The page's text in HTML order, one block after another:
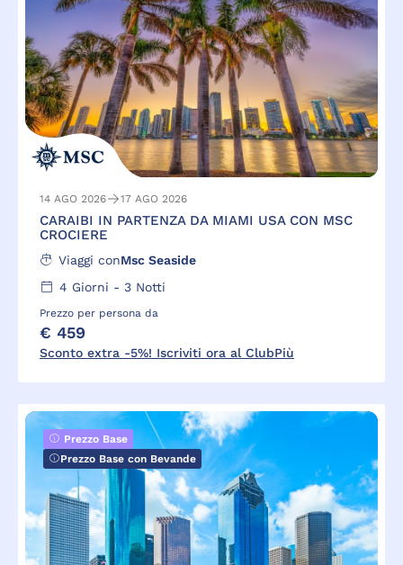
14 AGO 2026 17 AGO 2026
CARAIBI IN PARTENZA DA MIAMI USA CON MSC
CROCIERE
Viaggi conMsc Seaside
4 Giorni - 3Notti
Prezzo per persona da
€ 459
Sconto extra -5%! Iscriviti ora al ClubPiù
Prezzo Base
Prezzo Base con Bevande